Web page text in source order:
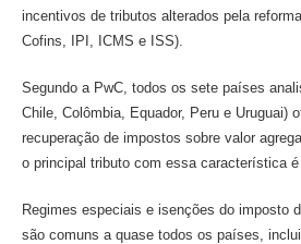
incentivos de tributos alterados pela
Cofins, IPI, ICMS e ISS).
Segundo a PwC, todos os sete países
Chile, Colômbia, Equador, Peru e Uruguai)
recuperação de impostos sobre valor
o principal tributo com essa característica
Regimes especiais e isenções do imposto
são comuns a quase todos os países,